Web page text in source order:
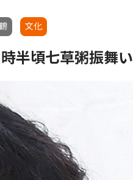
文化
半頃七草粥振舞い